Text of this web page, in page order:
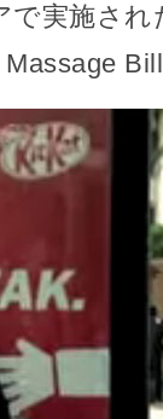
で実施さ